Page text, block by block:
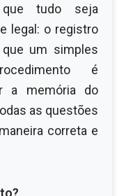
tudo seja
legal: o registro
um simples
é
a memória do
as questões
correta e